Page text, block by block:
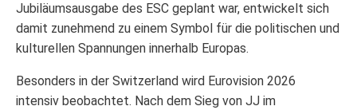
Jubiläumsausgabe des ESC geplant war, entwickelt sich
damit zunehmend zu einem Symbol für die politischen und
kulturellen Spannungen innerhalb Europas.
Besonders in der Switzerland wird Eurovision 2026
intensiv beobachtet. Nach dem Sieg von JJ im